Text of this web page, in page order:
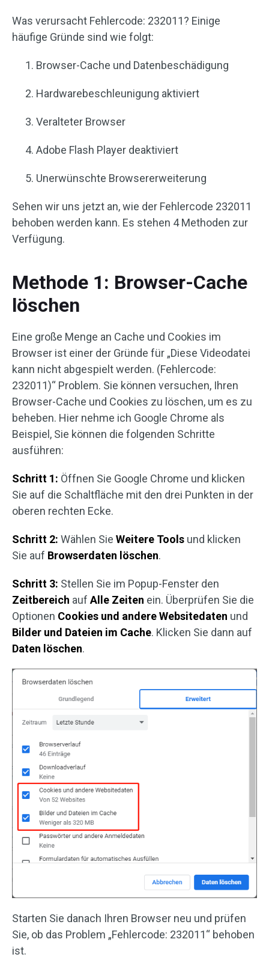
Was verursacht Fehlercode: 232011? Einige
häufige Gründe sind wie folgt:
Browser-Cache und Datenbeschädigung
Hardwarebeschleunigung aktiviert
Veralteter Browser
Adobe Flash Player deaktiviert
Unerwünschte Browsererweiterung
Sehen wir uns jetzt an, wie der Fehlercode 232011
behoben werden kann. Es stehen 4 Methoden zur
Verfügung.
Methode 1: Browser-Cache
löschen
Eine große Menge an Cache und Cookies im
Browser ist einer der Gründe für „Diese Videodatei
kann nicht abgespielt werden. (Fehlercode:
232011)“ Problem. Sie können versuchen, Ihren
Browser-Cache und Cookies zu löschen, um es zu
beheben. Hier nehme ich Google Chrome als
Beispiel, Sie können die folgenden Schritte
ausführen:
Schritt 1: Öffnen Sie Google Chrome und klicken
Sie auf die Schaltfläche mit den drei Punkten in der
oberen rechten Ecke.
Schritt 2: Wählen Sie Weitere Tools und klicken
Sie auf Browserdaten löschen.
Schritt 3: Stellen Sie im Popup-Fenster den
Zeitbereich auf Alle Zeiten ein. Überprüfen Sie die
Optionen Cookies und andere Websitedaten und
Bilder und Dateien im Cache. Klicken Sie dann auf
Daten löschen.
Starten Sie danach Ihren Browser neu und prüfen
Sie, ob das Problem „Fehlercode: 232011“ behoben
ist.